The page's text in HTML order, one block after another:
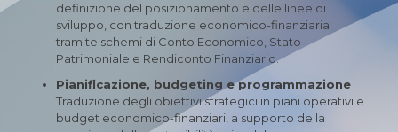
definizione del posizionamento e delle linee di
sviluppo, con traduzione economico-finanziaria
tramite schemi di Conto Economico, Stato
Patrimoniale e Rendiconto Finanziario.
Pianificazione, budgeting e programmazione
Traduzione degli obiettivi strategici in piani operativi e
budget economico-finanziari, a supporto della